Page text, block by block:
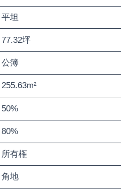
平坦
77.32坪
公簿
255.63m²
50%
80%
所有権
角地